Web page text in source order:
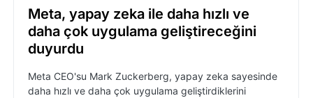
Meta, yapay zeka ile daha hızlı ve
daha çok uygulama geliştireceğini
duyurdu
Meta CEO'su Mark Zuckerberg, yapay zeka sayesinde
daha hızlı ve daha çok uygulama geliştirdiklerini